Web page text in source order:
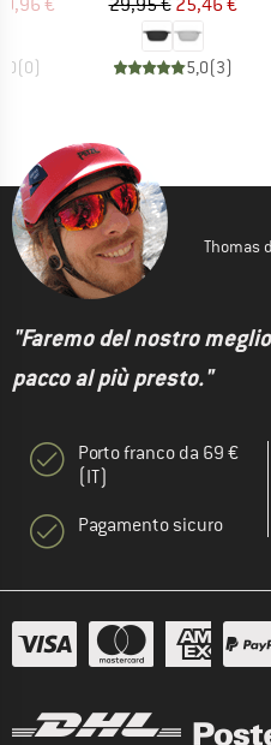
€
(0)
29,95 € 25,46 €
5,0(3)
Thomas
"Faremo del nostro
pacco al più presto."
Porto franco da 69 €
(IT)
Pagamento sicuro